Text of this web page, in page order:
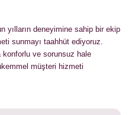
yılların deneyimine sahip bir ekip
sunmayı taahhüt ediyoruz.
ve sorunsuz hale
müşteri hizmeti